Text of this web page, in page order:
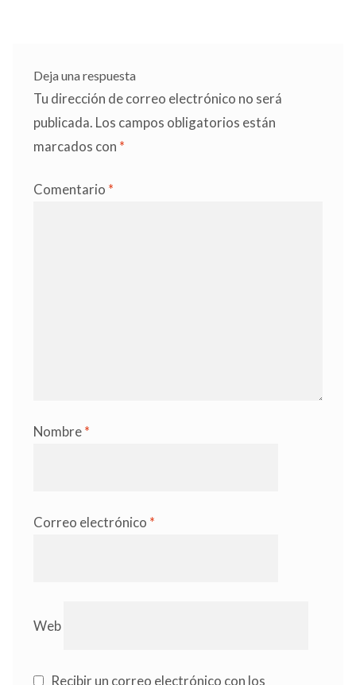
Deja una respuesta
Tu dirección de correo electrónico no será
publicada. Los campos obligatorios están
marcados con *
Comentario *
Nombre*
Correo electrónico *
Web
Recibir un correo electrónico con los